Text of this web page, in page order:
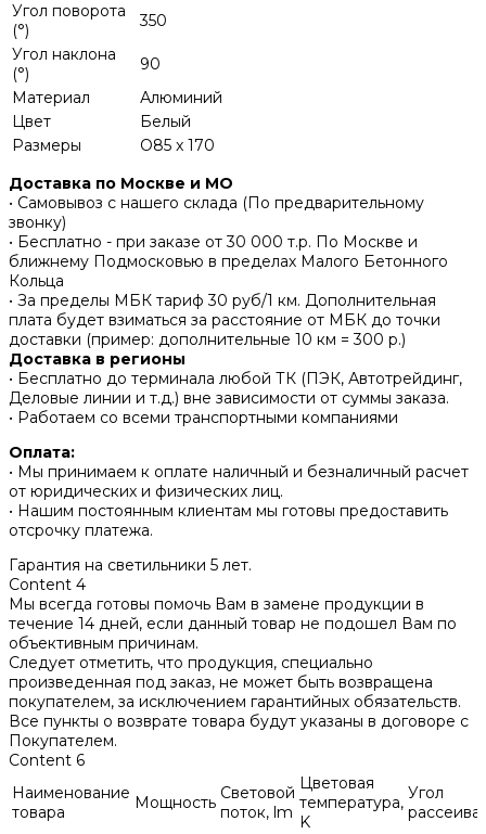
Угол поворота
(°)
350
Угол наклона
(°)
90
Материал
Алюминий
Цвет
Белый
Размеры
O85 x 170
Доставка по Москве и МО
• Самовывоз с нашего склада (По предварительному
звонку)
• Бесплатно - при заказе от 30 000 т.р. По Москве и
ближнему Подмосковью в пределах Малого Бетонного
Кольца
• За пределы МБК тариф 30 руб/1 км. Дополнительная
плата будет взиматься за расстояние от МБК до точки
доставки (пример: дополнительные 10 км = 300 р.)
Доставка в регионы
• Бесплатно до терминала любой ТК (ПЭК, Автотрейдинг,
Деловые линии и т.д.) вне зависимости от суммы заказа.
• Работаем со всеми транспортными компаниями
Оплата:
• Мы принимаем к оплате наличный и безналичный расчет
от юридических и физических лиц.
• Нашим постоянным клиентам мы готовы предоставить
отсрочку платежа.
Гарантия на светильники 5 лет.
Content 4
Мы всегда готовы помочь Вам в замене продукции в
течение 14 дней, если данный товар не подошел Вам по
объективным причинам.
Следует отметить, что продукция, специально
произведенная под заказ, не может быть возвращена
покупателем, за исключением гарантийных обязательств.
Все пункты о возврате товара будут указаны в договоре с
Покупателем.
Content 6
Наименование
товара
Мощность Световой
поток, lm
Цветовая
температура,
K
Угол